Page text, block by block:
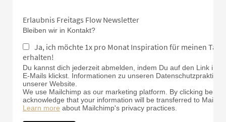
Erlaubnis Freitags Flow Newsletter
Bleiben wir in Kontakt?
Ja, ich möchte 1x pro Monat Inspiration für meinen
erhalten!
Du kannst dich jederzeit abmelden, indem Du auf den Link in
E-Mails klickst. Informationen zu unseren
unserer Website.
We use Mailchimp as our marketing platform. By clicking
acknowledge that your information will be transferred to
Learn more about Mailchimp's privacy practices.